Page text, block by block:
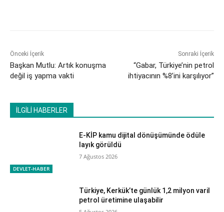
Önceki İçerik
Başkan Mutlu: Artık konuşma
değil iş yapma vakti
Sonraki İçerik
“Gabar, Türkiye’nin petrol
ihtiyacının %8’ini karşılıyor”
İLGİLİ HABERLER
DEVLET-HABER
E-KİP kamu dijital dönüşümünde ödüle
layık görüldü
7 Ağustos 2026
Türkiye, Kerkük’te günlük 1,2 milyon varil
petrol üretimine ulaşabilir